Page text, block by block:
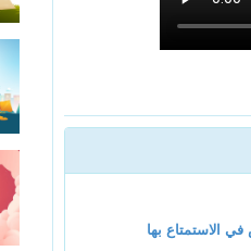
الاستمتاع بها